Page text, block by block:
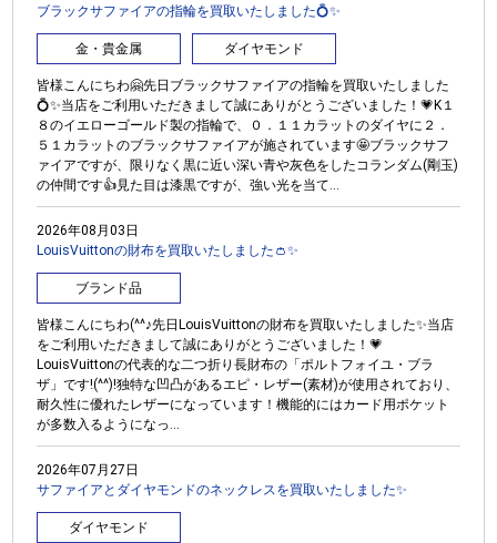
ブラックサファイアの指輪を買取いたしました💍✨
金・貴金属 ダイヤモンド
皆様こんにちわ🤗先日ブラックサファイアの指輪を買取いたしました
💍✨当店をご利用いただきまして誠にありがとうございました！💗K１
８のイエローゴールド製の指輪で、０．１１カラットのダイヤに２．
５１カラットのブラックサファイアが施されています🤩ブラックサフ
ァイアですが、限りなく黒に近い深い青や灰色をしたコランダム(剛玉)
の仲間です👍見た目は漆黒ですが、強い光を当て...
2026年08月03日
LouisVuittonの財布を買取いたしました👛✨
ブランド品
皆様こんにちわ(^^♪先日LouisVuittonの財布を買取いたしました✨当店
をご利用いただきまして誠にありがとうございました！💗
LouisVuittonの代表的な二つ折り長財布の「ポルトフォイユ・ブラ
ザ」です!(^^)!独特な凹凸があるエピ・レザー(素材)が使用されており、
耐久性に優れたレザーになっています！機能的にはカード用ポケット
が多数入るようになっ...
2026年07月27日
サファイアとダイヤモンドのネックレスを買取いたしました✨
ダイヤモンド